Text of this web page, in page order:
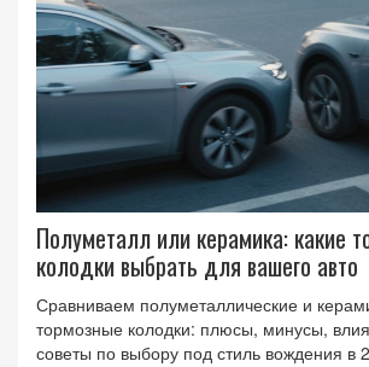
Полуметалл или керамика: какие
колодки выбрать для вашего авто
Сравниваем полуметаллические и
тормозные колодки: плюсы, минусы,
советы по выбору под стиль вождения в